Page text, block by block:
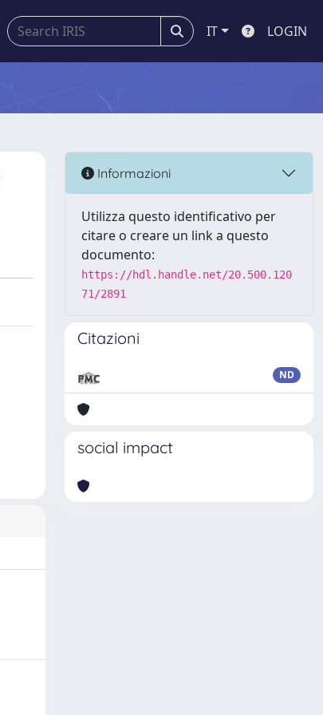
IT LOGIN
Informazioni
Utilizza questo identificativo per
citare o creare un link a questo
documento:
https://hdl.handle.net/20.500.120
71/2891
Citazioni
ND
social impact